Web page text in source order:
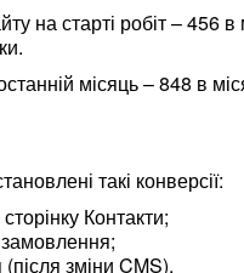
на старті робіт – 456 в
місяць – 848 в
такі конверсії:
Контакти;
(після зміни CMS).